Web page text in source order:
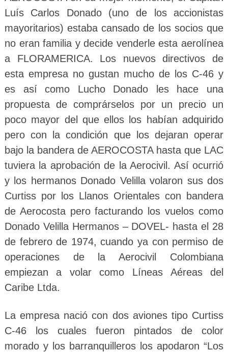
Luís Carlos Donado (uno de los accionistas
mayoritarios) estaba cansado de los socios que
no eran familia y decide venderle esta aerolínea
a FLORAMERICA. Los nuevos directivos de
esta empresa no gustan mucho de los C-46 y
es así como Lucho Donado les hace una
propuesta de comprárselos por un precio un
poco mayor del que ellos los habían adquirido
pero con la condición que los dejaran operar
bajo la bandera de AEROCOSTA hasta que LAC
tuviera la aprobación de la Aerocivil. Así ocurrió
y los hermanos Donado Velilla volaron sus dos
Curtiss por los Llanos Orientales con bandera
de Aerocosta pero facturando los vuelos como
Donado Velilla Hermanos – DOVEL- hasta el 28
de febrero de 1974, cuando ya con permiso de
operaciones de la Aerocivil Colombiana
empiezan a volar como Líneas Aéreas del
Caribe Ltda.
La empresa nació con dos aviones tipo Curtiss
C-46 los cuales fueron pintados de color
morado y los barranquilleros los apodaron “Los